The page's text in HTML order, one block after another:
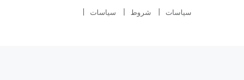
سياسات شروط سياسات